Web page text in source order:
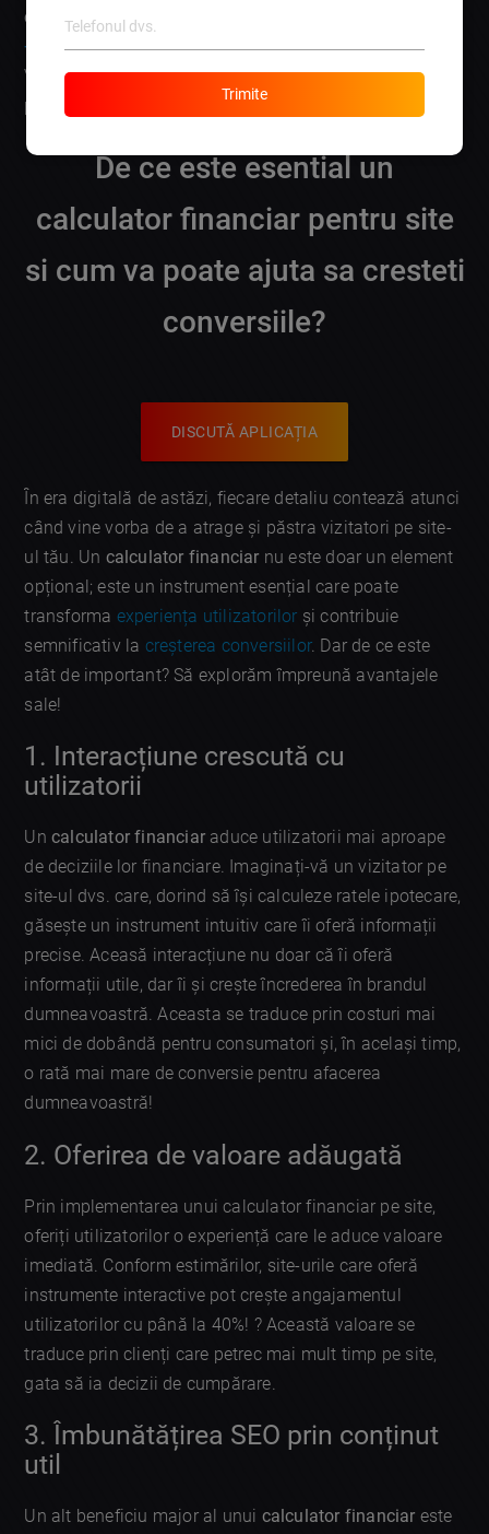
calculator financiar pentru site
+373 690 57 458sau vizitând site-ul nostrulebo.md
Valeria, managerul nostru de relații cu clienții, este
pregătită să te ajute! ?️
De ce este esential un
calculator financiar pentru site
si cum va poate ajuta sa cresteti
conversiile?
DISCUTĂ APLICAȚIA
În era digitală de astăzi, fiecare detaliu contează atunci
când vine vorba de a atrage și păstra vizitatori pe site-
ul tău. Un calculator financiar nu este doar un element
opțional; este un instrument esențial care poate
transforma experiența utilizatorilor și contribuie
semnificativ la creșterea conversiilor. Dar de ce este
atât de important? Să explorăm împreună avantajele
sale!
1. Interacțiune crescută cu
utilizatorii
Uncalculator financiar aduce utilizatorii mai aproape
de deciziile lor financiare. Imaginați-vă un vizitator pe
site-ul dvs. care, dorind să își calculeze ratele ipotecare,
găsește un instrument intuitiv care îi oferă informații
precise. Aceasă interacțiune nu doar că îi oferă
informații utile, dar îi și crește încrederea în brandul
dumneavoastră. Aceasta se traduce prin costuri mai
mici de dobândă pentru consumatori și, în același timp,
o rată mai mare de conversie pentru afacerea
dumneavoastră!
2. Oferirea de valoare adăugată
Prin implementarea unui calculator financiar pe site,
oferiți utilizatorilor o experiență care le aduce valoare
imediată. Conform estimărilor, site-urile care oferă
instrumente interactive pot crește angajamentul
utilizatorilor cu până la 40%! ? Această valoare se
traduce prin clienți care petrec mai mult timp pe site,
gata să ia decizii de cumpărare.
3. Îmbunătățirea SEO prin conținut
util
Un alt beneficiu major al unui calculator financiar este
Trimite